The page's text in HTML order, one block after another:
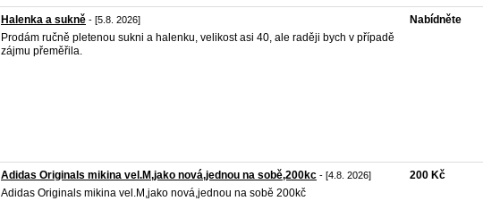
Halenka a sukně - [5.8. 2026]
Prodám ručně pletenou sukni a halenku, velikost asi 40, ale raději bych v případě
zájmu přeměřila.
Nabídněte
Adidas Originals mikina vel.M,jako nová,jednou na sobě,200kc - [4.8. 2026]
Adidas Originals mikina vel.M,jako nová,jednou na sobě 200kč
200 Kč